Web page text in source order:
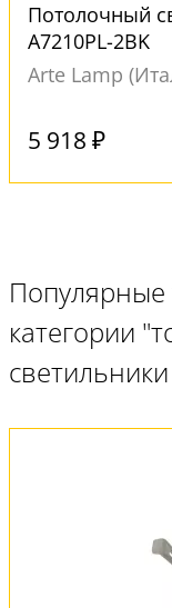
Потолочный
A7210PL-2BK
Arte Lamp
5 918 ₽
категории